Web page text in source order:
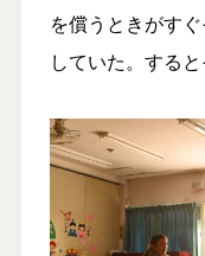
を償うときがす
していた。する